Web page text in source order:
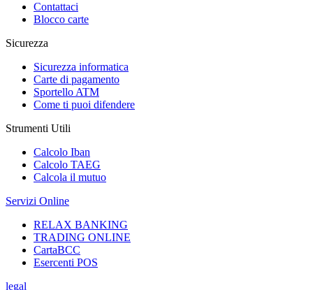
Contattaci
Blocco carte
Sicurezza
Sicurezza informatica
Carte di pagamento
Sportello ATM
Come ti puoi difendere
Strumenti Utili
Calcolo Iban
Calcolo TAEG
Calcola il mutuo
Servizi Online
RELAX BANKING
TRADING ONLINE
CartaBCC
Esercenti POS
legal